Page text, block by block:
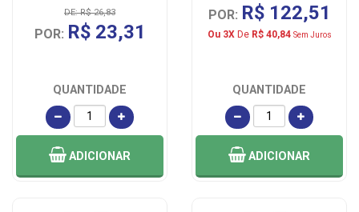
DE: R$ 26,83
POR: R$ 23,31
QUANTIDADE
ADICIONAR
POR: R$ 122,51
Ou 3XDe R$ 40,84 Sem Juros
QUANTIDADE
ADICIONAR